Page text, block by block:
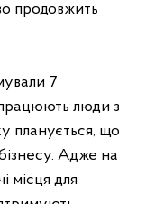
продовжить
7
люди з
планується, що
Адже на
місця для